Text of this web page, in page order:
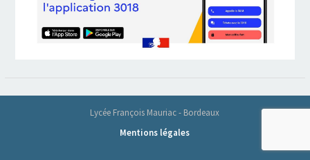
Lycée François Mauriac - Bordeaux
Mentions légales